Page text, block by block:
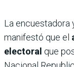
La encuestadora
manifestó que el
electoral que